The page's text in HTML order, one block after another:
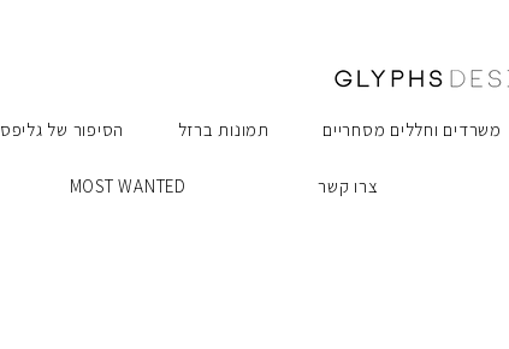
משרדים וחללים מסחריים תמונות ברזל הסיפור של גליפס
צרו קשר MOST WANTED